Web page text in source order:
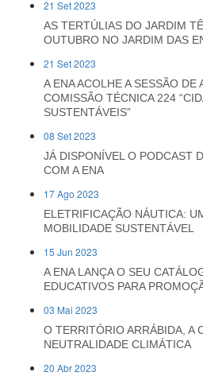
21 Set 2023
AS TERTÚLIAS DO JARDIM
OUTUBRO NO JARDIM DAS
21 Set 2023
A ENA ACOLHE A SESSÃO DE
COMISSÃO TÉCNICA 224
SUSTENTÁVEIS”
08 Set 2023
JÁ DISPONÍVEL O PODCAST
COM A ENA
17 Ago 2023
ELETRIFICAÇÃO NÁUTICA:
MOBILIDADE SUSTENTÁVEL
15 Jun 2023
A ENA LANÇA O SEU
EDUCATIVOS PARA
03 Mai 2023
O TERRITÓRIO ARRÁBIDA, A
NEUTRALIDADE CLIMÁTICA
20 Abr 2023